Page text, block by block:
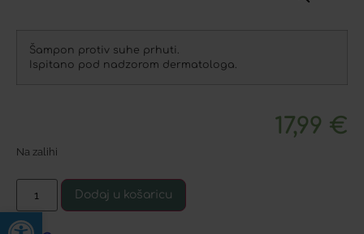
Open toolbar
Šampon protiv suhe prhuti.
Ispitano pod nadzorom dermatologa.
17,99 €
Na zalihi
Dodaj u košaricu